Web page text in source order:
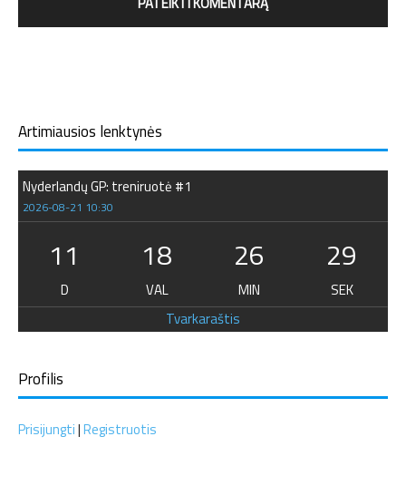
Artimiausios lenktynės
Nyderlandų GP: treniruotė #1
2026-08-21 10:30
11
D
18
VAL
26
MIN
29
SEK
Tvarkaraštis
Profilis
Prisijungti|Registruotis